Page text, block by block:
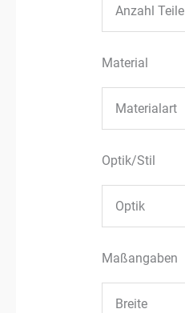
Anzahl Teile
Material
Materialart
Optik/Stil
Optik
Maßangaben
Breite